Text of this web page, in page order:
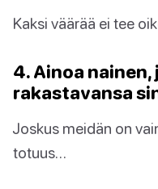
Kaksi väärää ei tee
4. Ainoa nainen,
rakastavansa
Joskus meidän on
totuus…